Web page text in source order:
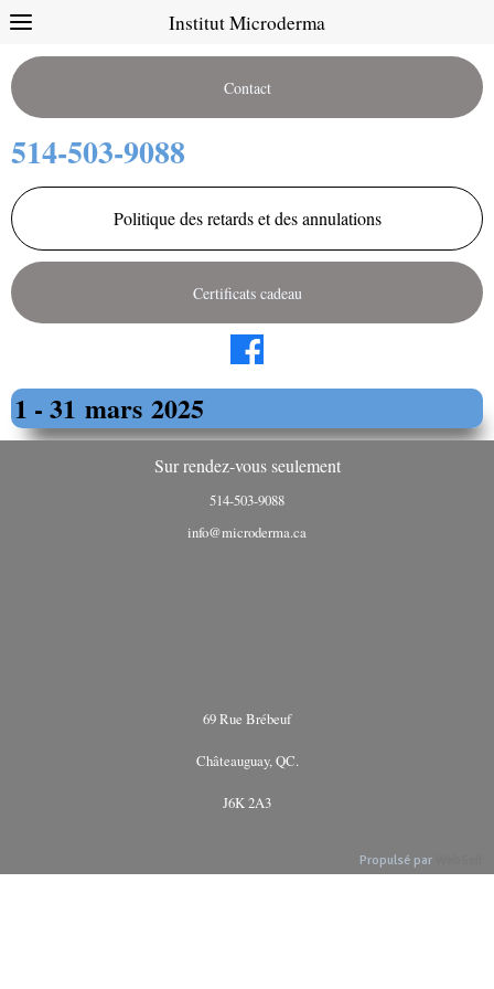
Institut Microderma
Contact
514-503-9088
Politique des retards et des annulations
Certificats cadeau
1 - 31 mars 2025
Sur rendez-vous seulement
514-503-9088
info@microderma.ca
69 Rue Brébeuf
Châteauguay, QC.
J6K 2A3
Propulsé par